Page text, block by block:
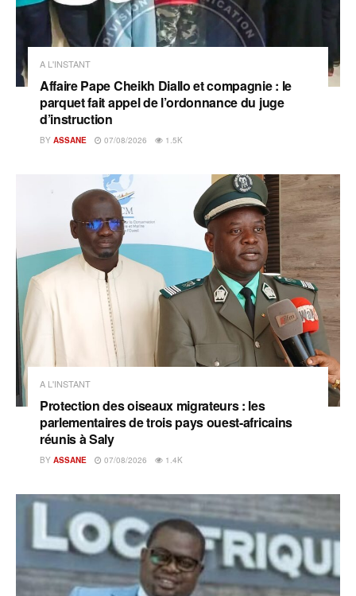
A L'INSTANT
Affaire Pape Cheikh Diallo et compagnie : le
parquet fait appel de l’ordonnance du juge
d’instruction
BY ASSANE 07/08/2026 1.5K
A L'INSTANT
Protection des oiseaux migrateurs : les
parlementaires de trois pays ouest-africains
réunis à Saly
BY ASSANE 07/08/2026 1.4K